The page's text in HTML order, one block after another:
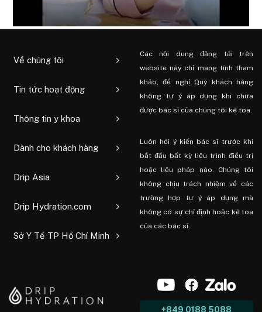
Về chúng tôi
Tin tức hoạt động
Thông tin y khoa
Dành cho khách hàng
Drip Asia
Drip Hydration.com
Sở Y Tế TP Hồ Chí Minh
Các nội dung đăng tải trên
website này chỉ mang tính tham
khảo, đề nghị Quý khách hàng
không tự ý áp dụng khi chưa
được bác sĩ của chúng tôi kê toa.
Luôn hỏi ý kiến ​​bác sĩ trước khi
bắt đầu bất kỳ liệu trình điều trị
hoặc liệu pháp nào. Chúng tôi
không chịu trách nhiệm về các
trường hợp tự ý áp dụng mà
không có sự chỉ định hoặc kê toa
của các bác sĩ.
+849 0188 5088